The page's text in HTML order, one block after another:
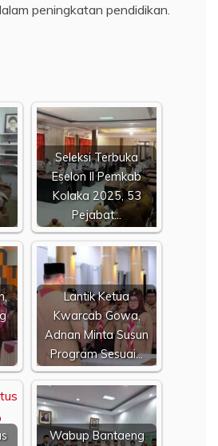
peningkatan pendidikan.
Seleksi Terbuka
Eselon II Pemkab
Kolaka 2025, 53
Pejabat…
Lantik Ketua
Kwarcab Gowa,
Adnan Minta Susun
Program Sesuai…
Wabup Bantaeng